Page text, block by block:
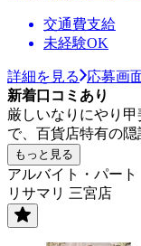
交通費支給
未経験OK
詳細を見る
応募画
新着口コミあり
厳しいなりにやり
で、百貨店特有の隠
もっと見る
アルバイト・パート
リサマリ 三宮店